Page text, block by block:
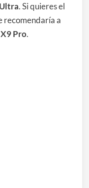
. Si quieres el
recomendaría a
Pro.